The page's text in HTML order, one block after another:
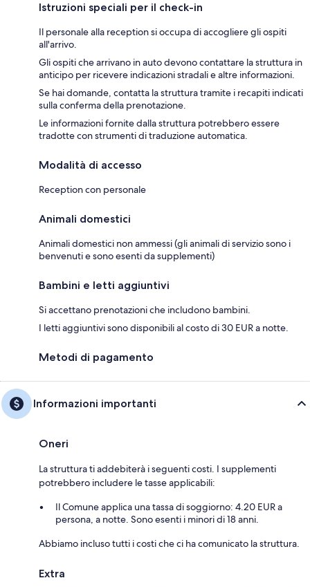
Istruzioni speciali per il check-in
Il personale alla reception si occupa di accogliere gli ospiti
all'arrivo.
Gli ospiti che arrivano in auto devono contattare la struttura in
anticipo per ricevere indicazioni stradali e altre informazioni.
Se hai domande, contatta la struttura tramite i recapiti indicati
sulla conferma della prenotazione.
Le informazioni fornite dalla struttura potrebbero essere
tradotte con strumenti di traduzione automatica.
Modalità di accesso
Reception con personale
Animali domestici
Animali domestici non ammessi (gli animali di servizio sono i
benvenuti e sono esenti da supplementi)
Bambini e letti aggiuntivi
Si accettano prenotazioni che includono bambini.
I letti aggiuntivi sono disponibili al costo di 30 EUR a notte.
Metodi di pagamento
Informazioni importanti
Oneri
La struttura ti addebiterà i seguenti costi. I supplementi
potrebbero includere le tasse applicabili:
Il Comune applica una tassa di soggiorno: 4.20 EUR a
persona, a notte. Sono esenti i minori di 18 anni.
Abbiamo incluso tutti i costi che ci ha comunicato la struttura.
Extra